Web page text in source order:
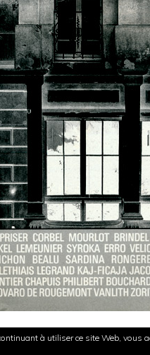
à utiliser ce site Web, vous